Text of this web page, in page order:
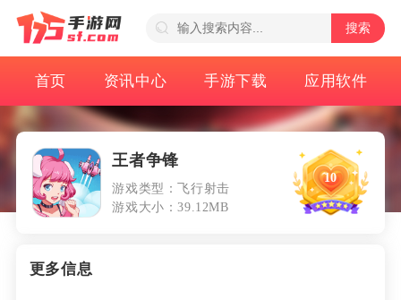
搜索
首页 资讯中心 手游下载 应用软件
王者争锋
游戏类型：飞行射击
游戏大小：39.12MB
10